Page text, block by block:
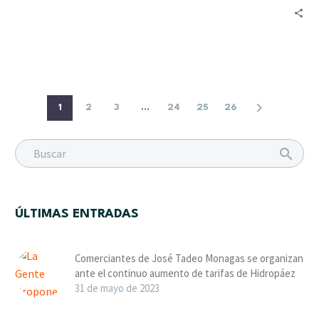
1 2 3 ... 24 25 26
ÚLTIMAS ENTRADAS
Comerciantes de José Tadeo Monagas se organizan
ante el continuo aumento de tarifas de Hidropáez
31 de mayo de 2023